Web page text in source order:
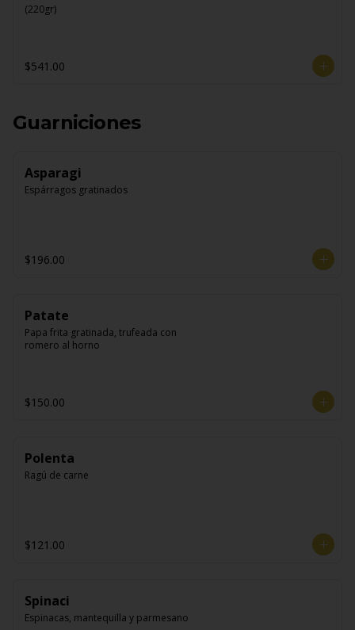
(220gr)
$541.00
Guarniciones
Asparagi
Espárragos gratinados
$196.00
Patate
Papa frita gratinada, trufeada con
romero al horno
$150.00
Polenta
Ragú de carne
$121.00
Spinaci
Espinacas, mantequilla y parmesano